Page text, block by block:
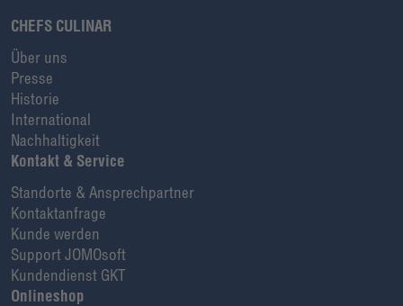
CHEFS CULINAR
Über uns
Presse
Historie
International
Nachhaltigkeit
Kontakt & Service
Standorte & Ansprechpartner
Kontaktanfrage
Kunde werden
Support JOMOsoft
Kundendienst GKT
Onlineshop